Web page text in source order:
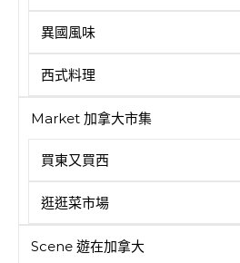
異國風味
西式料理
Market 加拿大市集
買東又買西
逛逛菜市場
Scene 遊在加拿大